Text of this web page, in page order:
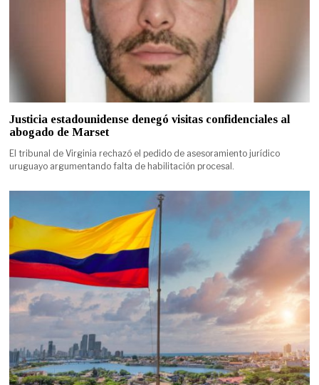
Justicia estadounidense denegó visitas confidenciales al
abogado de Marset
El tribunal de Virginia rechazó el pedido de asesoramiento jurídico
uruguayo argumentando falta de habilitación procesal.